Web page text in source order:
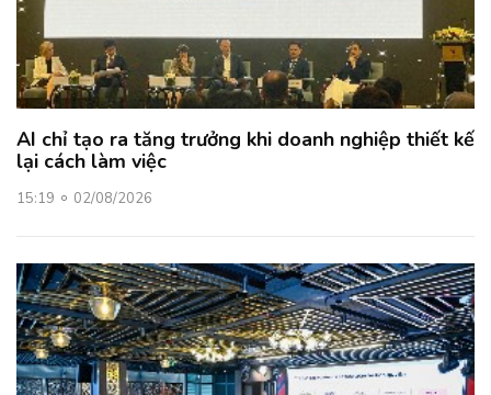
AI chỉ tạo ra tăng trưởng khi doanh nghiệp thiết kế
lại cách làm việc
15:19 02/08/2026